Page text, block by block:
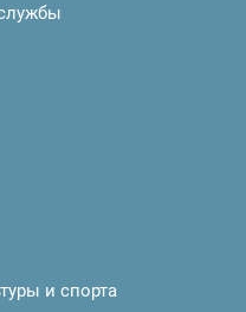
и спорта